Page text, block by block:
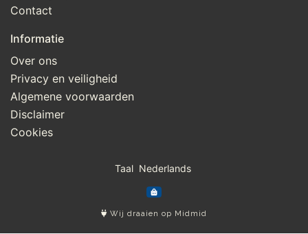
Contact
Informatie
Over ons
Privacy en veiligheid
Algemene voorwaarden
Disclaimer
Cookies
Taal
Wij draaien op Midmid